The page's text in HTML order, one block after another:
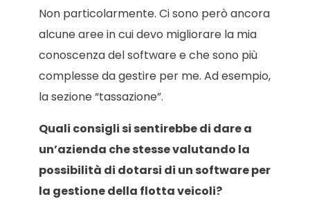
Non particolarmente. Ci sono però ancora
alcune aree in cui devo migliorare la mia
conoscenza del software e che sono più
complesse da gestire per me. Ad esempio,
la sezione “tassazione”.
Quali consigli si sentirebbe di dare a
un’azienda che stesse valutando la
possibilità di dotarsi di un software per
la gestione della flotta veicoli?